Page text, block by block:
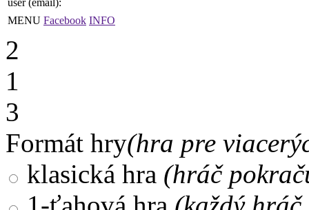
MENU Facebook INFO
2
1
3
Formát hry(hra pre
klasická hra (hráč